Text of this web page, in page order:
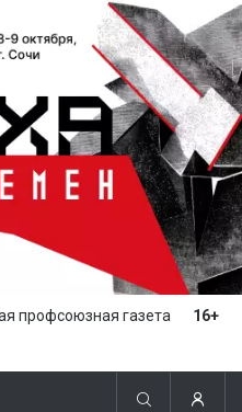
профсоюзная газета 16+